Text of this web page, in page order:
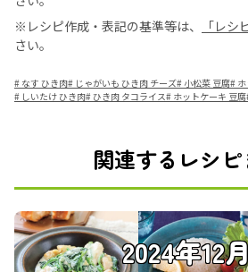
※レシピ作成・表記の基準等は、
「レシ
さい。
# なす ひき肉# じゃがいも ひき肉 チーズ# 小松菜 豆腐#
# しいたけ ひき肉# ひき肉 タコライス# ホットケーキ 豆腐
関連するレシ
2024年12